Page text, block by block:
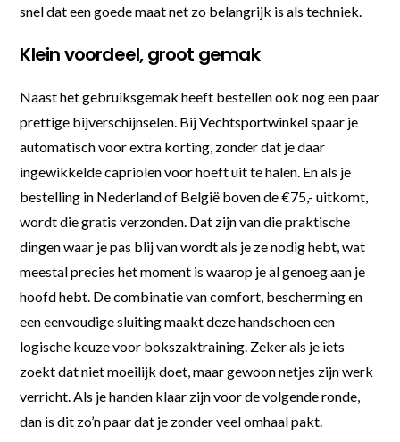
snel dat een goede maat net zo belangrijk is als techniek.
Klein voordeel, groot gemak
Naast het gebruiksgemak heeft bestellen ook nog een paar
prettige bijverschijnselen. Bij Vechtsportwinkel spaar je
automatisch voor extra korting, zonder dat je daar
ingewikkelde capriolen voor hoeft uit te halen. En als je
bestelling in Nederland of België boven de €75,- uitkomt,
wordt die gratis verzonden. Dat zijn van die praktische
dingen waar je pas blij van wordt als je ze nodig hebt, wat
meestal precies het moment is waarop je al genoeg aan je
hoofd hebt. De combinatie van comfort, bescherming en
een eenvoudige sluiting maakt deze handschoen een
logische keuze voor bokszaktraining. Zeker als je iets
zoekt dat niet moeilijk doet, maar gewoon netjes zijn werk
verricht. Als je handen klaar zijn voor de volgende ronde,
dan is dit zo’n paar dat je zonder veel omhaal pakt.